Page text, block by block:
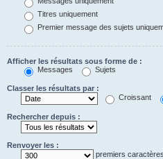
Titres uniquement
Premier message des sujets
Afficher les résultats sous forme de :
Messages
Sujets
Classer les résultats par :
Croissant
Rechercher depuis :
Renvoyer les :
premiers